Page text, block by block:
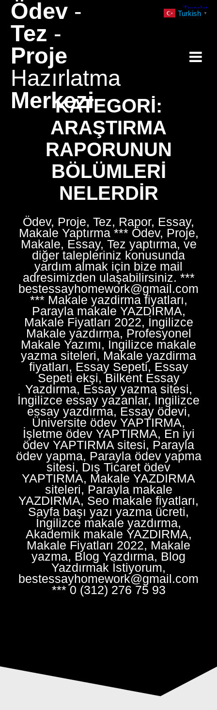
Ödev -
Tez -
Proje
Hazırlatma
MerkeziKATEGORI:
ARAŞTIRMA
RAPORUNUN
BÖLÜMLERI
NELERDIR
Ödev, Proje, Tez, Rapor, Essay,
Makale Yaptırma *** Ödev, Proje,
Makale, Essay, Tez yaptırma, ve
diğer talepleriniz konusunda
yardım almak için bize mail
adresimizden ulaşabilirsiniz. ***
bestessayhomework@gmail.com
*** Makale yazdirma fiyatları,
Parayla makale YAZDIRMA,
Makale Fiyatları 2022, İngilizce
Makale yazdırma, Profesyonel
Makale Yazımı, İngilizce makale
yazma siteleri, Makale yazdirma
fiyatları, Essay Sepeti, Essay
Sepeti ekşi, Bilkent Essay
Yazdırma, Essay yazma sitesi,
İngilizce essay yazanlar, İngilizce
essay yazdırma, Essay ödevi,
Üniversite ödev YAPTIRMA,
İşletme ödev YAPTIRMA, En iyi
ödev YAPTIRMA sitesi, Parayla
ödev yapma, Parayla ödev yapma
sitesi, Dış Ticaret ödev
YAPTIRMA, Makale YAZDIRMA
siteleri, Parayla makale
YAZDIRMA, Seo makale fiyatları,
Sayfa başı yazı yazma ücreti,
İngilizce makale yazdırma,
Akademik makale YAZDIRMA,
Makale Fiyatları 2022, Makale
yazma, Blog Yazdırma, Blog
Yazdırmak İstiyorum,
bestessayhomework@gmail.com
*** 0 (312) 276 75 93
Turkish ▼